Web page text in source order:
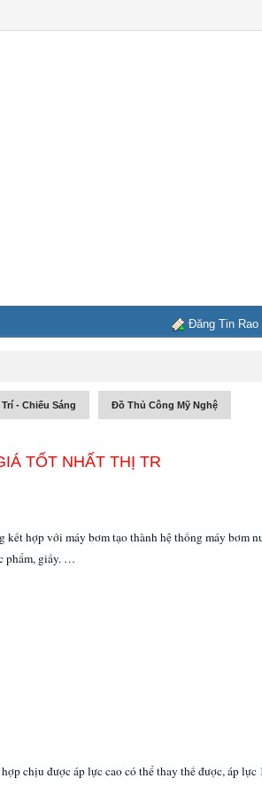
Đăng Tin Rao
- Chiếu Sáng Đồ Thủ Công Mỹ Nghệ
TỐT NHẤT THỊ TR
hợp với máy bơm tạo thành hệ thống máy bơm
phẩm, giấy. …
chịu được áp lực cao có thể thay thế được, áp lực